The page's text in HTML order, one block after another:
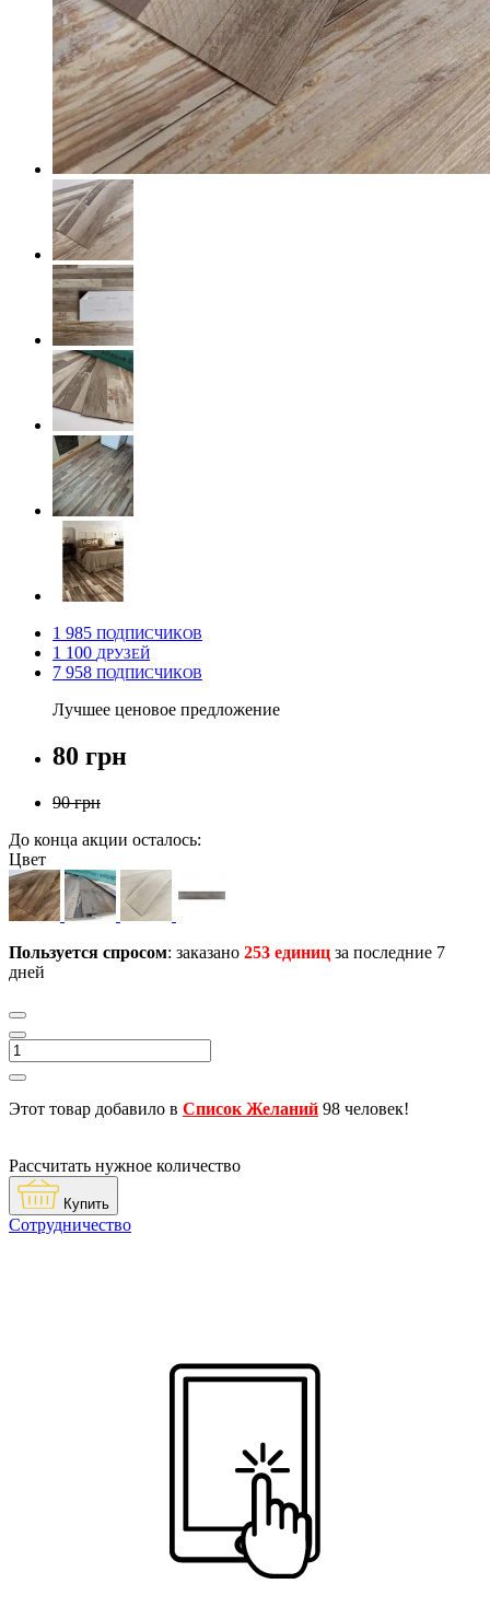
1 985 ПОДПИСЧИКОВ
1 100 ДРУЗЕЙ
7 958 ПОДПИСЧИКОВ
Лучшее ценовое предложение
80 грн
90 грн
До конца акции осталось:
Цвет
Пользуется спросом: заказано 253 единиц за последние 7
дней
Этот товар добавило в Список Желаний 98 человек!
Рассчитать нужное количество
Купить
Сотрудничество